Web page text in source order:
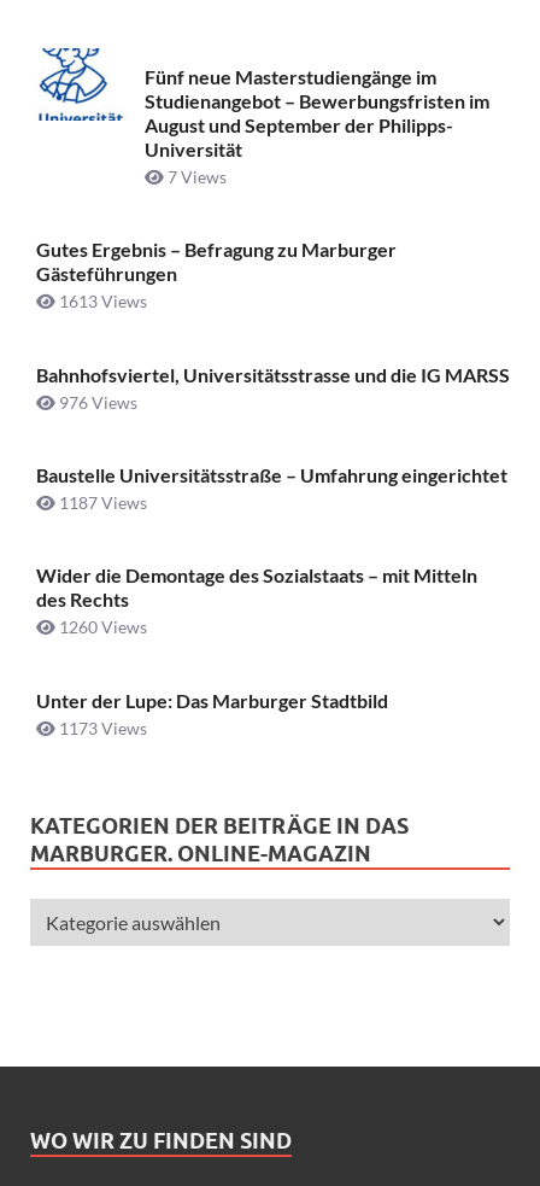
Fünf neue Masterstudiengänge im
Studienangebot – Bewerbungsfristen im
August und September der Philipps-
Universität
7 Views
Gutes Ergebnis – Befragung zu Marburger
Gästeführungen
1613 Views
Bahnhofsviertel, Universitätsstrasse und die IG MARSS
976 Views
Baustelle Universitätsstraße ­– Umfahrung eingerichtet
1187 Views
Wider die Demontage des Sozialstaats – mit Mitteln
des Rechts
1260 Views
Unter der Lupe: Das Marburger Stadtbild
1173 Views
KATEGORIEN DER BEITRÄGE IN DAS
MARBURGER. ONLINE-MAGAZIN
WO WIR ZU FINDEN SIND